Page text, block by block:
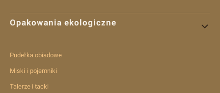
Linki w stopce
Opakowania ekologiczne
Pudełka obiadowe
Miski i pojemniki
Talerze i tacki